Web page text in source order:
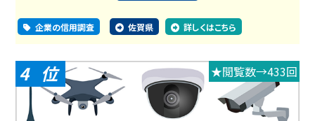
企業の信用調査 佐賀県 詳しくはこちら
4 ★閲覧数→433回